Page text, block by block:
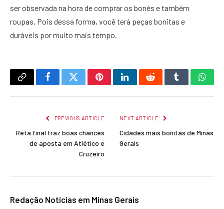
ser observada na hora de comprar os bonés e também
roupas. Pois dessa forma, você terá peças bonitas e
duráveis por muito mais tempo.
Copy
FacebookTwitterPinterestLinkedInRedditTumblr
PREVIOUS ARTICLE
Reta final traz boas chances
de aposta em Atlético e
Cruzeiro
NEXT ARTICLE
Cidades mais bonitas de Minas
Gerais
Redação Notícias em Minas Gerais